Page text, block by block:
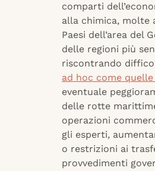
comparti
alla chimica, molte
Paesi dell’area del
delle regioni più
riscontrando
ad hoc come
eventuale
delle rotte
operazioni
gli esperti,
o restrizioni ai
provvedimenti